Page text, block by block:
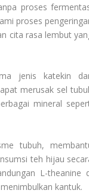
proses
proses
cita rasa lembut
jenis katekin
merusak sel
mineral
tubuh,
teh hijau
L-theanine
kantuk.